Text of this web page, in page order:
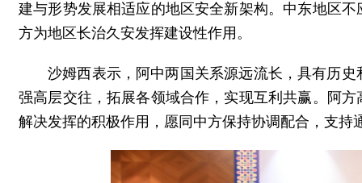
建与形势发展相适应的地区安全新架构。中东地区
方为地区长治久安发挥建设性作用。
沙姆西表示，阿中两国关系源远流长，具有历
强高层交往，拓展各领域合作，实现互利共赢。阿
解决发挥的积极作用，愿同中方保持协调配合，支